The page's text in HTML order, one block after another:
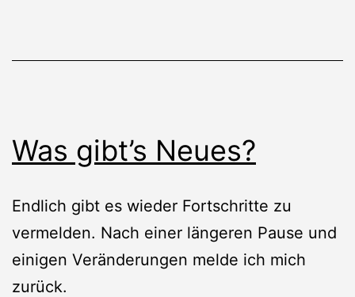
Was gibt’s Neues?
Endlich gibt es wieder Fortschritte zu
vermelden. Nach einer längeren Pause und
einigen Veränderungen melde ich mich
zurück.